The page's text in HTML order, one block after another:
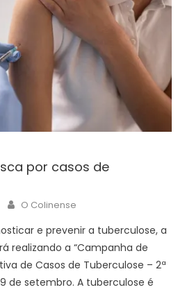
por casos de
Author
O Colinense
e prevenir a tuberculose, a
realizando a “Campanha de
de Casos de Tuberculose – 2ª
de setembro. A tuberculose é